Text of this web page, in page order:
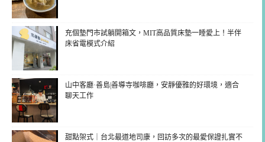
充個墊門市試躺開箱文，MIT高品質床墊一睡愛上！半伴
床省電模式介紹
山中客廳·善島|善導寺咖啡廳，安靜優雅的好環境，適合
聊天工作
甜點架式｜台北最道地司康，回訪多次的最愛保證扎實不